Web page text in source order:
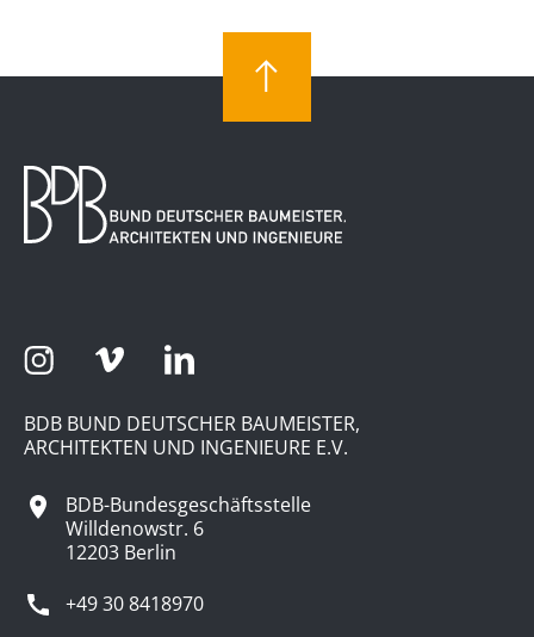
BDB BUND DEUTSCHER BAUMEISTER,
ARCHITEKTEN UND INGENIEURE E.V.
BDB-Bundesgeschäftsstelle
Willdenowstr. 6
12203 Berlin
+49 30 8418970